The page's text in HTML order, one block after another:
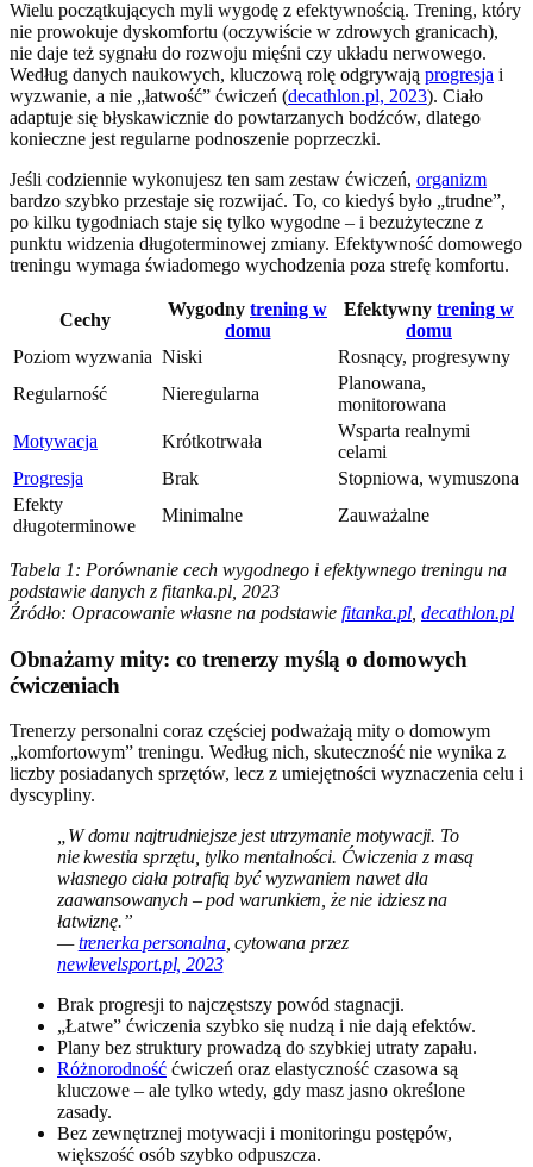
Wielu początkujących myli wygodę z efektywnością. Trening, który
nie prowokuje dyskomfortu (oczywiście w zdrowych granicach),
nie daje też sygnału do rozwoju mięśni czy układu nerwowego.
Według danych naukowych, kluczową rolę odgrywają progresja i
wyzwanie, a nie „łatwość” ćwiczeń (decathlon.pl, 2023). Ciało
adaptuje się błyskawicznie do powtarzanych bodźców, dlatego
konieczne jest regularne podnoszenie poprzeczki.
Jeśli codziennie wykonujesz ten sam zestaw ćwiczeń, organizm
bardzo szybko przestaje się rozwijać. To, co kiedyś było „trudne”,
po kilku tygodniach staje się tylko wygodne – i bezużyteczne z
punktu widzenia długoterminowej zmiany. Efektywność domowego
treningu wymaga świadomego wychodzenia poza strefę komfortu.
Cechy
Wygodny trening w
domu
Efektywny trening w
domu
Poziom wyzwania Niski
Rosnący, progresywny
Regularność
Nieregularna
Planowana,
monitorowana
Motywacja
Krótkotrwała
Wsparta realnymi
celami
Progresja
Brak
Stopniowa, wymuszona
Efekty
długoterminowe
Minimalne Zauważalne
Tabela 1: Porównanie cech wygodnego i efektywnego treningu na
podstawie danych z fitanka.pl, 2023
Źródło: Opracowanie własne na podstawie fitanka.pl decathlon.pl
Obnażamy mity: co trenerzy myślą o domowych
ćwiczeniach
Trenerzy personalni coraz częściej podważają mity o domowym
„komfortowym” treningu. Według nich, skuteczność nie wynika z
liczby posiadanych sprzętów, lecz z umiejętności wyznaczenia celu i
dyscypliny.
„W domu najtrudniejsze jest utrzymanie motywacji. To
nie kwestia sprzętu, tylko mentalności. Ćwiczenia z masą
własnego ciała potrafią być wyzwaniem nawet dla
zaawansowanych – pod warunkiem, że nie idziesz na
łatwiznę.”
—trenerka personalna, cytowana przez
newlevelsport.pl, 2023
Brak progresji to najczęstszy powód stagnacji.
„Łatwe” ćwiczenia szybko się nudzą i nie dają efektów.
Plany bez struktury prowadzą do szybkiej utraty zapału.
Różnorodność ćwiczeń oraz elastyczność czasowa są
kluczowe – ale tylko wtedy, gdy masz jasno określone
zasady.
Bez zewnętrznej motywacji i monitoringu postępów,
większość osób szybko odpuszcza.